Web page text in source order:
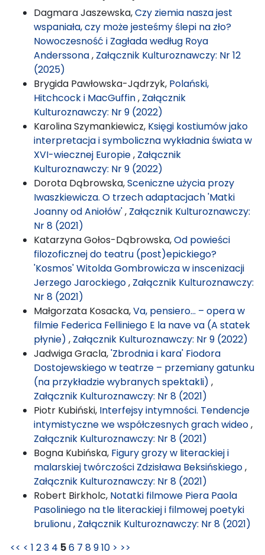
Dagmara Jaszewska,Czy ziemia nasza jest
wspaniała, czy może jesteśmy ślepi na zło?
Nowoczesność i Zagłada według Roya
Anderssona, Załącznik Kulturoznawczy: Nr 12
(2025)
Brygida Pawłowska-Jądrzyk, Polański,
Hitchcock i MacGuffin, Załącznik
Kulturoznawczy: Nr 9 (2022)
Karolina Szymankiewicz, Księgi kostiumów jako
interpretacja i symboliczna wykładnia świata w
XVI-wiecznej Europie, Załącznik
Kulturoznawczy: Nr 9 (2022)
Dorota Dąbrowska,Sceniczne użycia prozy
Iwaszkiewicza. O trzech adaptacjach 'Matki
Joanny od Aniołów', Załącznik Kulturoznawczy:
Nr 8 (2021)
Katarzyna Gołos-Dąbrowska,Od powieści
filozoficznej do teatru (post)epickiego?
'Kosmos' Witolda Gombrowicza w inscenizacji
Jerzego Jarockiego, Załącznik Kulturoznawczy:
Nr 8 (2021)
Małgorzata Kosacka,Va, pensiero… – opera w
filmie Federica Felliniego E la nave va (A statek
płynie) , Załącznik Kulturoznawczy: Nr 9 (2022)
Jadwiga Gracla,'Zbrodnia i kara' Fiodora
Dostojewskiego w teatrze – przemiany gatunku
(na przykładzie wybranych spektakli) ,
Załącznik Kulturoznawczy: Nr 8 (2021)
Piotr Kubiński, Interfejsy intymności. Tendencje
intymistyczne we współczesnych grach wideo,
Załącznik Kulturoznawczy: Nr 8 (2021)
Bogna Kubińska, Figury grozy w literackiej i
malarskiej twórczości Zdzisława Beksińskiego,
Załącznik Kulturoznawczy: Nr 8 (2021)
Robert Birkholc, Notatki filmowe Piera Paola
Pasoliniego na tle literackiej i filmowej poetyki
brulionu, Załącznik Kulturoznawczy: Nr 8 (2021)
<< < 1 23 4 56 7 8910 > >>